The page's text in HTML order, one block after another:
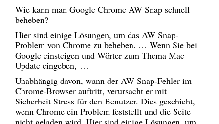
Wie kann man Google Chrome AW Snap schnell
beheben?
Hier sind einige Lösungen, um das AW Snap-
Problem von Chrome zu beheben. … Wenn Sie bei
Google einsteigen und Wörter zum Thema Mac
Update eingeben, …
Unabhängig davon, wann der AW Snap-Fehler im
Chrome-Browser auftritt, verursacht er mit
Sicherheit Stress für den Benutzer. Dies geschieht,
wenn Chrome ein Problem feststellt und die Seite
nicht geladen wird. Hier sind einige Lösungen, um